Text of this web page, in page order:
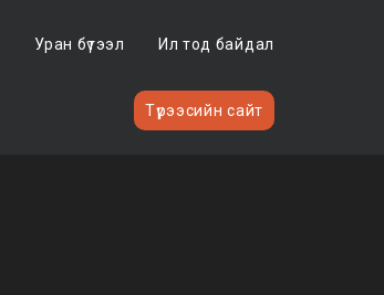
Уран бүтээл Ил тод байдал
Түрээсийн сайт